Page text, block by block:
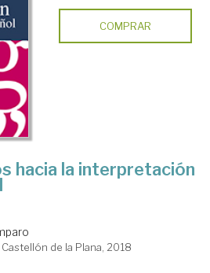
COMPRAR
hacia la interpretación
Castellón de la Plana, 2018